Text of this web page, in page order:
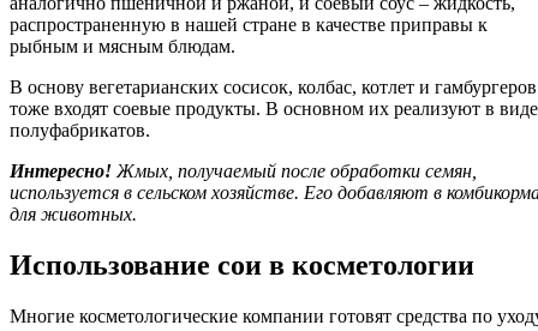
распространенную в нашей стране в качестве приправы к
рыбным и мясным блюдам.
В основу вегетарианских сосисок, колбас, котлет и гамбургеров
тоже входят соевые продукты. В основном их реализуют в виде
полуфабрикатов.
Интересно! Жмых, получаемый после обработки семян,
используется в сельском хозяйстве. Его добавляют в
для животных.
Использование сои в косметологии
Многие косметологические компании готовят средства по